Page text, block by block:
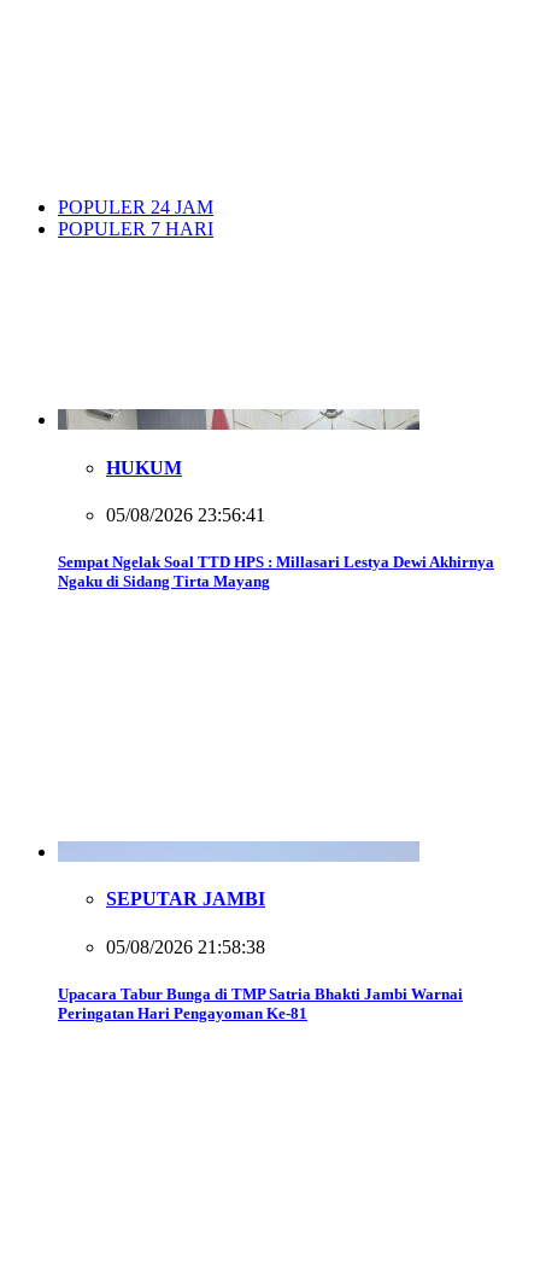
POPULER 24 JAM
POPULER 7 HARI
HUKUM
05/08/2026 23:56:41
Sempat Ngelak Soal TTD HPS : Millasari Lestya Dewi Akhirnya
Ngaku di Sidang Tirta Mayang
SEPUTAR JAMBI
05/08/2026 21:58:38
Upacara Tabur Bunga di TMP Satria Bhakti Jambi Warnai
Peringatan Hari Pengayoman Ke-81